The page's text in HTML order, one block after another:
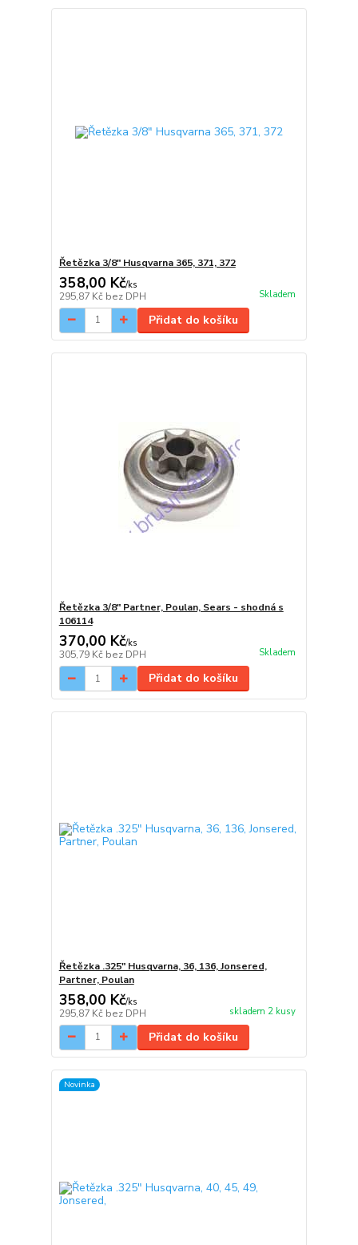
Řetězka 3/8" Husqvarna 365, 371, 372
358,00 Kč/ks
295,87 Kč bez DPH Skladem
Přidat do košíku
Řetězka 3/8" Partner, Poulan, Sears - shodná s
106114
370,00 Kč/ks
305,79 Kč bez DPH Skladem
Přidat do košíku
Řetězka .325" Husqvarna, 36, 136, Jonsered,
Partner, Poulan
358,00 Kč/ks
295,87 Kč bez DPH skladem 2 kusy
Přidat do košíku
Novinka